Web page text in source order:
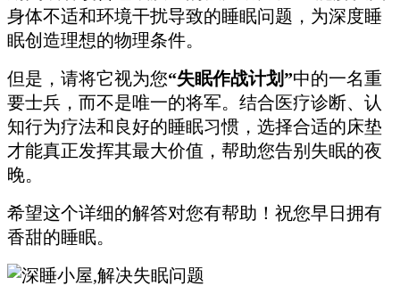
身体不适和环境干扰导致的睡眠问题，为深度睡
眠创造理想的物理条件。
但是，请将它视为您“失眠作战计划”中的一名重
要士兵，而不是唯一的将军。结合医疗诊断、认
知行为疗法和良好的睡眠习惯，选择合适的床垫
才能真正发挥其最大价值，帮助您告别失眠的夜
晚。
希望这个详细的解答对您有帮助！祝您早日拥有
香甜的睡眠。